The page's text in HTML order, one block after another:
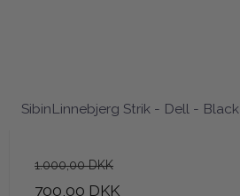
SibinLinnebjerg Strik - Dell - Black
1.000,00 DKK
700,00 DKK